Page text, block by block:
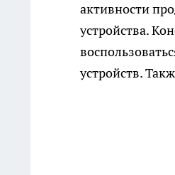
активности
устройства.
устройств.